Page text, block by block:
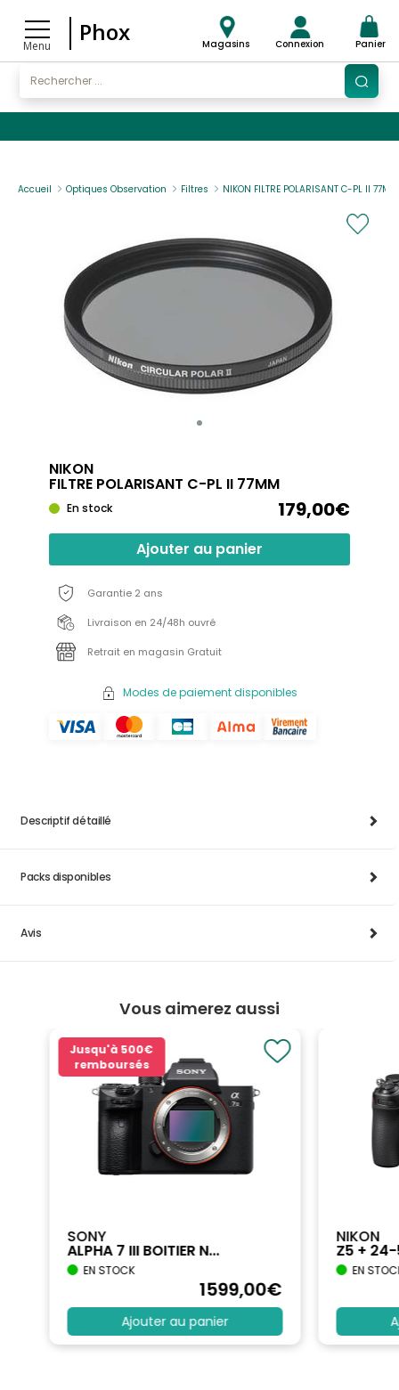
Menu
Phox Magasins Connexion Panier
Accueil Optiques Observation Filtres NIKON FILTRE POLARISANT C-PL II 77MM
NIKON
FILTRE POLARISANT C-PL II 77MM
En stock 179,00€
Ajouter au panier
Garantie 2 ans
Livraison en 24/48h ouvré
Retrait en magasin Gratuit
Modes de paiement disponibles
Descriptif détaillé
Packs disponibles
Avis
Vous aimerez aussi
Jusqu'à 500€
remboursés
SONY
ALPHA 7 III BOITIER N...
EN STOCK
1599,00€
Ajouter au panier
NIKON
Z5 +
EN